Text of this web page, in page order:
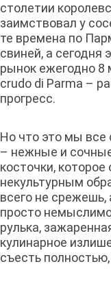
столетии
заимствовал у
те времена по
свиней, а сегодня
рынок ежегодно 8
crudo di Parma –
прогресс.
Но что это мы все
– нежные и
косточки,
некультурным
всего не
просто
рулька,
кулинарное
съесть